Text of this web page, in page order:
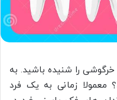
را شنیده باشید. به
معمولا زمانی به یک فرد